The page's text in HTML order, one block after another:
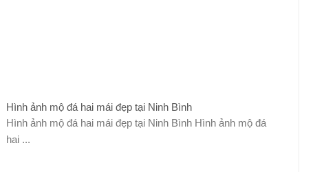
Hình ảnh mộ đá hai mái đẹp tại Ninh Bình
Hình ảnh mộ đá hai mái đẹp tại Ninh Bình Hình ảnh mộ đá
hai ...